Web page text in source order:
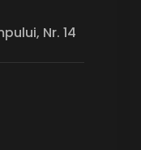
Nr. 14